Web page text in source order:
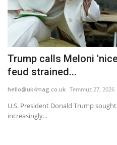
Trump calls Meloni
feud strained...
hello@uk4mag.co.uk Temmuz 27, 2026
U.S. President Donald Trump
increasingly...